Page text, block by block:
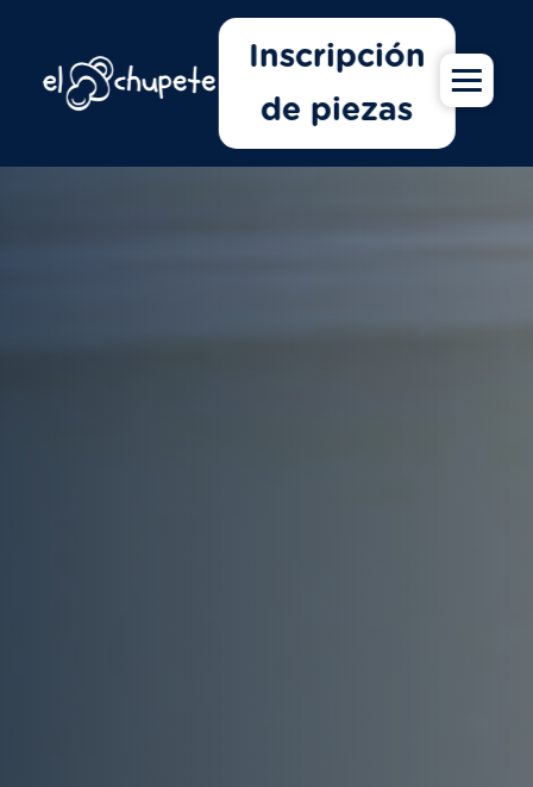
Inscripción
de piezas